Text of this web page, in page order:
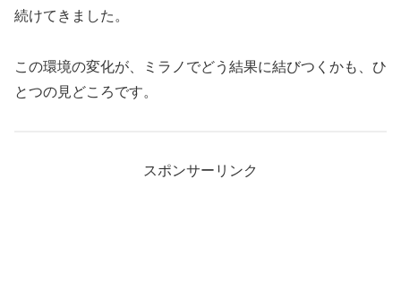
続けてきました。
この環境の変化が、ミラノでどう結果に結びつくかも、ひ
とつの見どころです。
スポンサーリンク